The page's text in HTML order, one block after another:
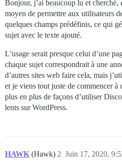
Bonjour, j’ai beaucoup lu et cherché,
moyen de permettre aux utilisateurs
quelques champs prédéfinis, ce qui
sujet avec le texte ajouté.
L’usage serait presque celui d’une
chaque sujet correspondrait à une
d’autres sites web faire cela, mais
et je viens tout juste de commencer
plus en plus de façons d’utiliser
lents sur WordPress.
HAWK (Hawk) Juin 17, 2020,
2